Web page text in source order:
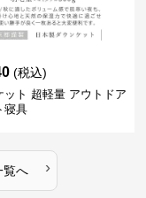
(税込)
ット 超軽量 アウトドア
寝具
覧へ ›